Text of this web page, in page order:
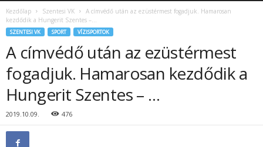
Kezdőlap Szentesi VK
A címvédő után az ezüstérmest fogadjuk. Hamarosan
kezdődik a Hungerit Szentes –...
SZENTESI VK SPORT VÍZISPORTOK
A címvédő után az ezüstérmest
fogadjuk. Hamarosan kezdődik a
Hungerit Szentes – …
2019.10.09. 476